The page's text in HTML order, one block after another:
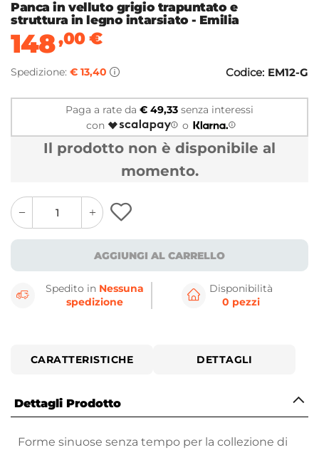
Panca in velluto grigio trapuntato e
struttura in legno intarsiato - Emilia
148,00€
Spedizione: € 13,40 Codice: EM12-G
Paga a rate da € 49,33 senza interessi
con
o
Il prodotto non è disponibile al
momento.
quantity
button
quantity
minus
button
AGGIUNGI AL CARRELLO
Spedito in Nessuna
spedizione
Disponibilità
0 pezzi
CARATTERISTICHE DETTAGLI
Dettagli Prodotto
Forme sinuose senza tempo per la collezione di